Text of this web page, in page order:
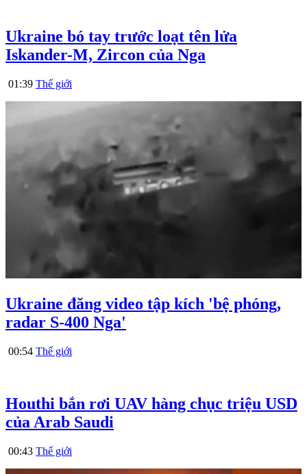
Ukraine bó tay trước loạt tên lửa
Iskander-M, Zircon của Nga
01:39 Thế giới
Ukraine đăng video tập kích 'bệ phóng,
radar S-400 Nga'
00:54 Thế giới
Houthi bắn rơi UAV hàng chục triệu USD
của Arab Saudi
00:43 Thế giới